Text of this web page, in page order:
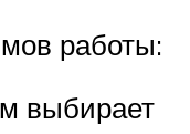
работы:
выбирает